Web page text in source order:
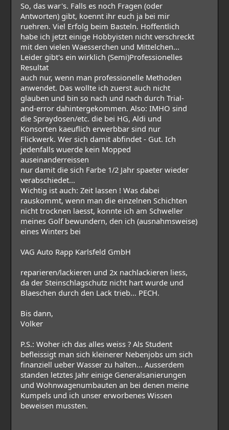
So, das war's. Falls es noch Fragen (oder
Antworten) gibt, koennt ihr euch ja bei mir
ruehren. Viel Erfolg beim Basteln. Hoffentlich
habe ich jetzt einige Hobbyisten nicht verschreckt
mit den vielen Waesserchen und Mittelchen...
Leider gibt's ein wirklich (Semi)Professionelles
Resultat
auch nur, wenn man professionelle Methoden
anwendet. Das wollte ich zuerst auch nicht
glauben und bin so nach und nach durch Trial-
and-error dahintergekommen. Also: IMHO sind
die Spraydosen/etc. die bei HG, Aldi und
Konsorten kaeuflich erwerbbar sind nur
Flickwerk. Wer sich damit abfindet - Gut. Ich
jedenfalls wuerde kein Mopped
auseinanderreissen
nur damit die sich Farbe 1/2 Jahr spaeter wieder
verabschiedet...
Wichtig ist auch: Zeit lassen ! Was dabei
rauskommt, wenn man die einzelnen Schichten
nicht trocknen laesst, konnte ich am Schweller
meines Golf bewundern, den ich (ausnahmsweise)
eines Winters bei
VAG Auto Rapp Karlsfeld GmbH
reparieren/lackieren und 2x nachlackieren liess,
da der Steinschlagschutz nicht hart wurde und
Blaeschen durch den Lack trieb... PECH.
Bis dann,
Volker
P.S.: Woher ich das alles weiss ? Als Student
befleissigt man sich kleinerer Nebenjobs um sich
finanziell ueber Wasser zu halten... Ausserdem
standen letztes Jahr einige Generalsanierungen
und Wohnwagenumbauten an bei denen meine
Kumpels und ich unser erworbenes Wissen
beweisen mussten.